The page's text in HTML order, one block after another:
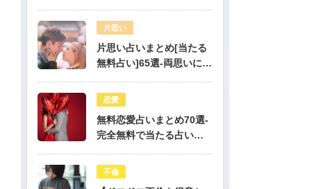
片思い
片思い占いまとめ[当たる
無料占い]65選-両思いにな
当たる片思い占い
恋愛
無料恋愛占いまとめ70選-
完全無料で当たる占いだ
不倫